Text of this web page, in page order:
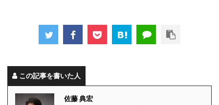
この記事を書いた人
佐藤 典宏